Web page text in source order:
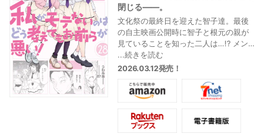
閉じる――。
文化祭の最終日を迎えた智子達。最後
の自主映画公開時に智子と根元の親が
見ていることを知った二人は…!? メンバ
ーの様々な変化が垣間見えた文化祭が
幕が閉じる!! そして、文化祭の打ち上げ
が始まる…。
...続きを読む
2026.03.12発売！